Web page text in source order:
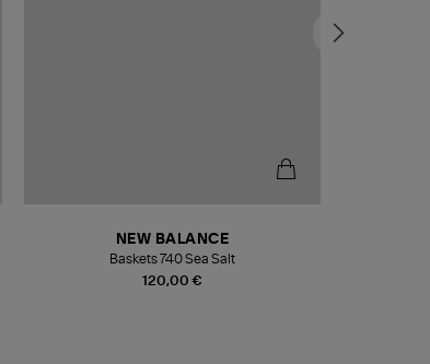
120,00 €
NEW BALANCE
Baskets 740 Sea Salt